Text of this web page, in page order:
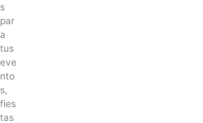
s
par
a
tus
eve
nto
s,
fies
tas